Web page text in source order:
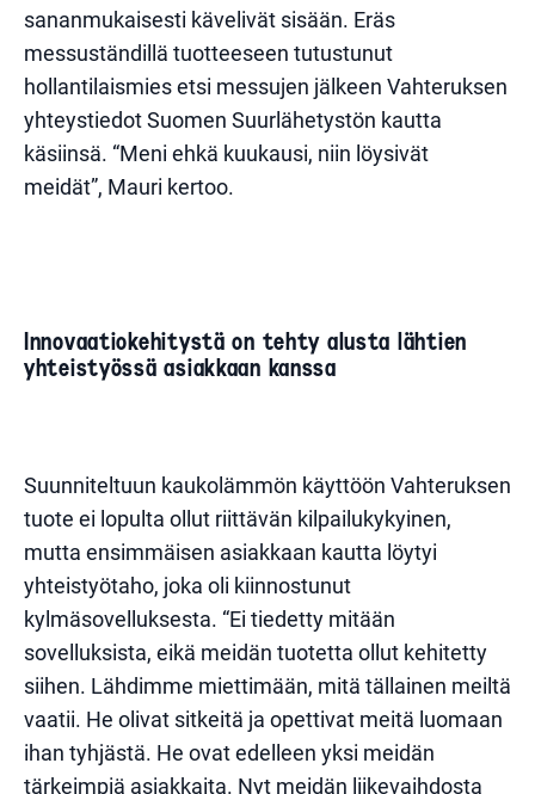
sananmukaisesti kävelivät sisään. Eräs
messuständillä tuotteeseen tutustunut
hollantilaismies etsi messujen jälkeen Vahteruksen
yhteystiedot Suomen Suurlähetystön kautta
käsiinsä. “Meni ehkä kuukausi, niin löysivät
meidät”, Mauri kertoo.
Innovaatiokehitystä on tehty alusta lähtien
yhteistyössä asiakkaan kanssa
Suunniteltuun kaukolämmön käyttöön Vahteruksen
tuote ei lopulta ollut riittävän kilpailukykyinen,
mutta ensimmäisen asiakkaan kautta löytyi
yhteistyötaho, joka oli kiinnostunut
kylmäsovelluksesta. “Ei tiedetty mitään
sovelluksista, eikä meidän tuotetta ollut kehitetty
siihen. Lähdimme miettimään, mitä tällainen meiltä
vaatii. He olivat sitkeitä ja opettivat meitä luomaan
ihan tyhjästä. He ovat edelleen yksi meidän
tärkeimpiä asiakkaita. Nyt meidän liikevaihdosta